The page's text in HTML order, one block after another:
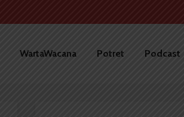
WartaWacana Potret Podcast